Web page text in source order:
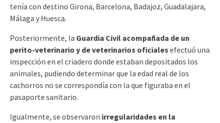
tenía con destino Girona, Barcelona, Badajoz, Guadalajara,
Málaga y Huesca.
Posteriormente, la Guardia Civil acompañada de un
perito-veterinario y de veterinarios oficiales efectuó una
inspección en el criadero donde estaban depositados los
animales, pudiendo determinar que la edad real de los
cachorros no se correspondía con la que figuraba en el
pasaporte sanitario.
Igualmente, se observaron irregularidades en la